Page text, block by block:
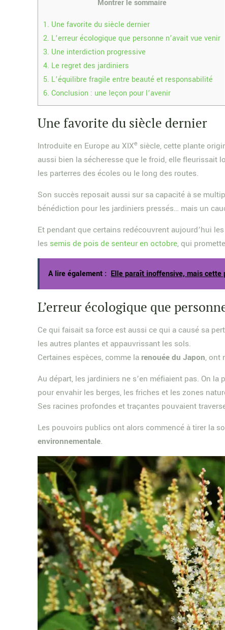
Montrer le sommaire
1. Une favorite du siècle dernier
2. L’erreur écologique que personne n’avait vue venir
3. Une interdiction progressive
4. Le regret des jardiniers
5. L’équilibre fragile entre beauté et responsabilité
6. Conclusion : une leçon pour l’avenir
Une favorite du siècle dernier
Introduite en Europe au XIXᵉ siècle, cette plante
aussi bien la sécheresse que le froid, elle fleurissait
les parterres des écoles ou le long des routes.
Son succès reposait aussi sur sa capacité à se
bénédiction pour les jardiniers pressés… mais un
Et pendant que certains redécouvrent aujourd’hui
les semis de pois de senteur en octobre, qui
A lire également : Elle paraît inoffensive, mais
L’erreur écologique que
Ce qui faisait sa force est aussi ce qui a causé sa
les autres plantes et appauvrissant les sols.
Certaines espèces, comme la renouée du Japon, ont
Au départ, les jardiniers ne s’en méfiaient pas. On
pour envahir les berges, les friches et les zones
Ses racines profondes et traçantes pouvaient
Les pouvoirs publics ont alors commencé à tirer la
environnementale.